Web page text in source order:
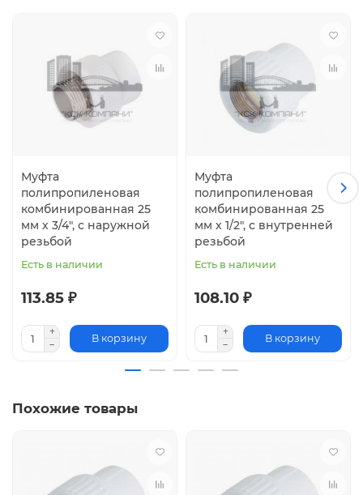
Муфта
полипропиленовая
комбинированная 25
мм х 3/4", с наружной
резьбой
Есть в наличии
113.85 ₽
В корзину
Муфта
полипропиленовая
комбинированная 25
мм х 1/2", с внутренней
резьбой
Есть в наличии
108.10 ₽
В корзину
Похожие товары